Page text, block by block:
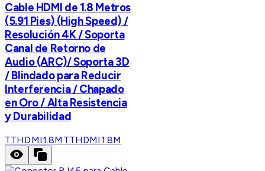
Cable HDMI de 1.8 Metros
(5.91 Pies) (High Speed) /
Resolución 4K / Soporta
Canal de Retorno de
Audio (ARC)/ Soporta 3D
/ Blindado para Reducir
Interferencia / Chapado
en Oro / Alta Resistencia
y Durabilidad
TTHDMI1.8M TTHDMI1.8M